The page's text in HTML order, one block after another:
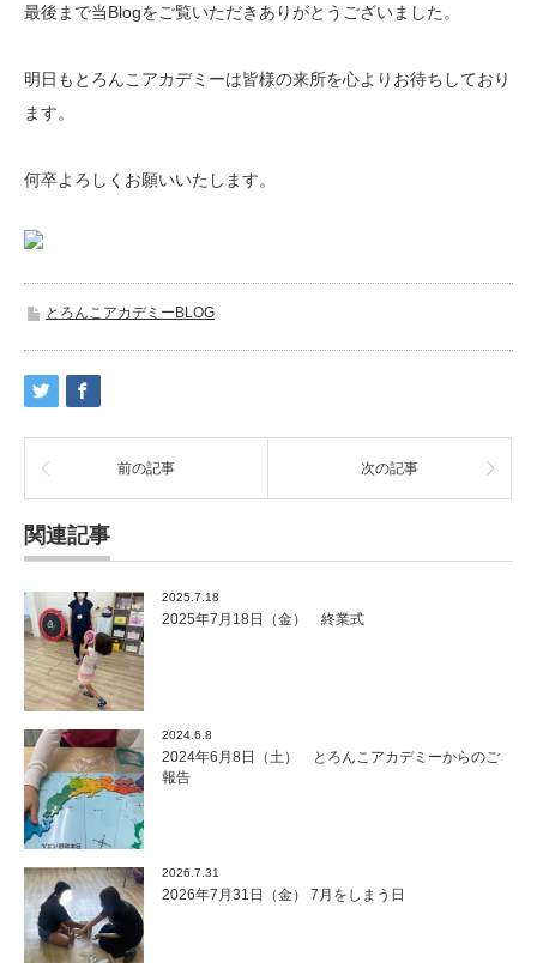
最後まで当Blogをご覧いただきありがとうございました。
明日もとろんこアカデミーは皆様の来所を心よりお待ちしており
ます。
何卒よろしくお願いいたします。
とろんこアカデミーBLOG
前の記事 次の記事
関連記事
2025.7.18
2025年7月18日（金） 終業式
2024.6.8
2024年6月8日（土） とろんこアカデミーからのご
報告
2026.7.31
2026年7月31日（金） 7月をしまう日